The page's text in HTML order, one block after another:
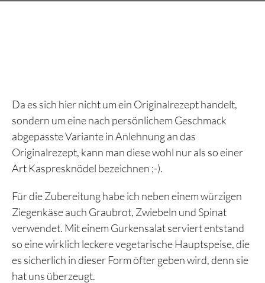
Da es sich hier nicht um ein Originalrezept handelt,
sondern um eine nach persönlichem Geschmack
abgepasste Variante in Anlehnung an das
Originalrezept, kann man diese wohl nur als so einer
Art Kaspresknödel bezeichnen ;-).
Für die Zubereitung habe ich neben einem würzigen
Ziegenkäse auch Graubrot, Zwiebeln und Spinat
verwendet. Mit einem Gurkensalat serviert entstand
so eine wirklich leckere vegetarische Hauptspeise, die
es sicherlich in dieser Form öfter geben wird, denn sie
hat uns überzeugt.